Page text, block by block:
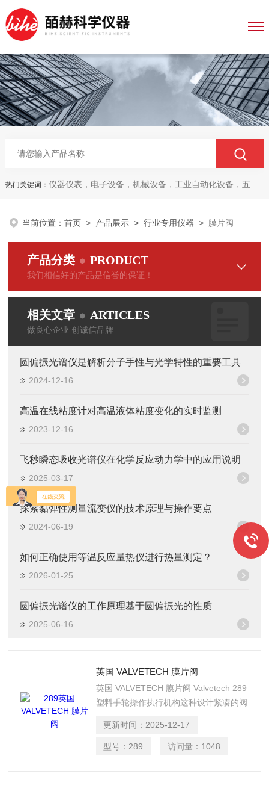
热门关键词： 仪器仪表，电子设备，机械设备，工业自动化设备，五金产品，电线电缆，金属材料，电子
当前位置：首页 > 产品展示 >行业专用仪器 > 膜片阀
产品分类 PRODUCT
我们相信好的产品是信誉的保证！
相关文章 ARTICLES
做良心企业 创诚信品牌
圆偏振光谱仪是解析分子手性与光学特性的重要工具
2024-12-16
高温在线粘度计对高温液体粘度变化的实时监测
2023-12-16
飞秒瞬态吸收光谱仪在化学反应动力学中的应用说明
2025-03-17
探索黏弹性测量流变仪的技术原理与操作要点
2024-06-19
如何正确使用等温反应量热仪进行热量测定？
2026-01-25
圆偏振光谱仪的工作原理基于圆偏振光的性质
2025-06-16
英国 VALVETECH 膜片阀
英国 VALVETECH 膜片阀 Valvetech 289
塑料手轮操作执行机构这种设计紧凑的阀
盖的光滑轮廓表面消除了污垢的堆积，并
且具有耐腐蚀性。
更新时间： 2025-12-17
型号： 289 访问量： 1048